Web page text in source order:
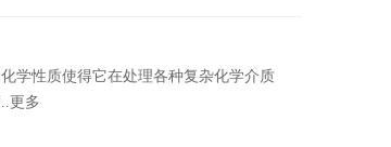
性质使得它在处理各种复杂化学介质
更多